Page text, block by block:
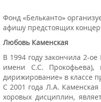
Фонд «Бельканто»
афишу предстоящих
Любовь Каменская
В 1994 году закончила 2-
имени С.С. Прокофьева),
дирижирование» в классе
С 2001 года Л.А.
хоровых дисциплин,